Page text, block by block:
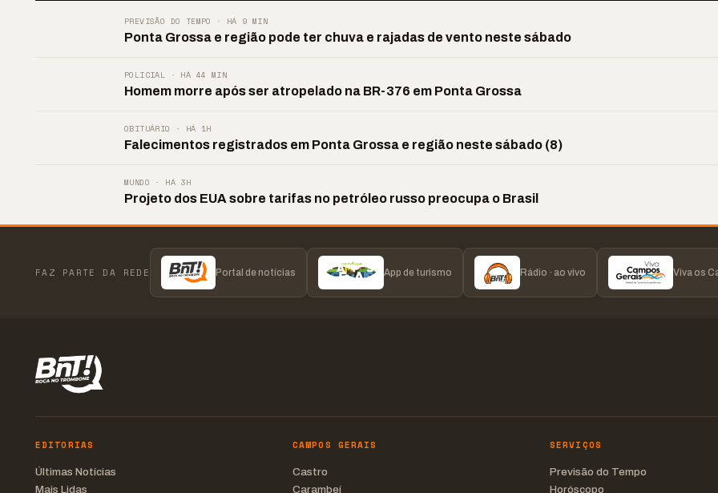
PREVISÃO DO TEMPO · HÁ 9 MIN
Ponta Grossa e região pode ter chuva e rajadas de vento neste sábado
POLICIAL · HÁ 44 MIN
Homem morre após ser atropelado na BR-376 em Ponta Grossa
OBITUÁRIO · HÁ 1H
Falecimentos registrados em Ponta Grossa e região neste sábado (8)
MUNDO · HÁ 3H
Projeto dos EUA sobre tarifas no petróleo russo preocupa o Brasil
FAZ PARTE DA REDE Portal de notícias App de turismo Rádio · ao vivo Viva os
EDITORIAS
Últimas Notícias
Mais Lidas
CAMPOS GERAIS
Castro
Carambeí
SERVIÇOS
Previsão do Tempo
Horóscopo